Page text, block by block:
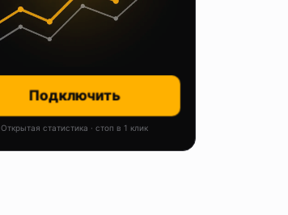
Подключить
Открытая статистика · стоп в 1 клик